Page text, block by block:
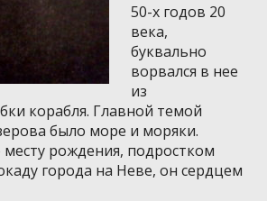
50-х годов 20
века,
буквально
ворвался в нее
из
корабля. Главной темой
было море и моряки.
рождения, подростком
города на Неве, он сердцем